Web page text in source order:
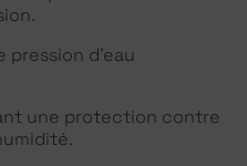
d’eau
une protection contre